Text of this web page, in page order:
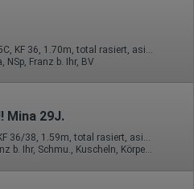
Nur in Ausnahmefällen wird die
von Google in den USA
von dem Browser des Nutzers
mit anderen Daten von Google
sind folgende:
Add-ons
Suchmaschine oder
NSp, Franz b. Ihr, BV
Mina 29J.
29 Jahre, 75C, KF 36/38, 1.59m, total rasiert, asiatisch
ZK, 69, GF6, Franz b. Ihr, Schmu., Kuscheln, Körperküs., DSa